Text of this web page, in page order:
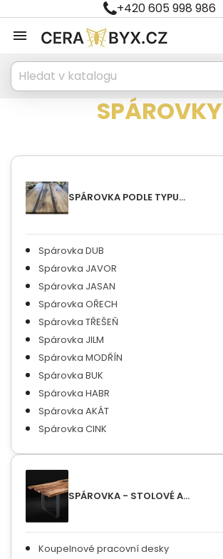
+420 605 998 986

SPÁROVKY
SPÁROVKA PODLE TYPU...
Spárovka DUB
Spárovka JAVOR
Spárovka JASAN
Spárovka OŘECH
Spárovka TŘEŠEŇ
Spárovka JILM
Spárovka MODŘÍN
Spárovka BUK
Spárovka HABR
Spárovka AKÁT
Spárovka CINK
SPÁROVKA - STOLOVÉ A...
Koupelnové pracovní desky